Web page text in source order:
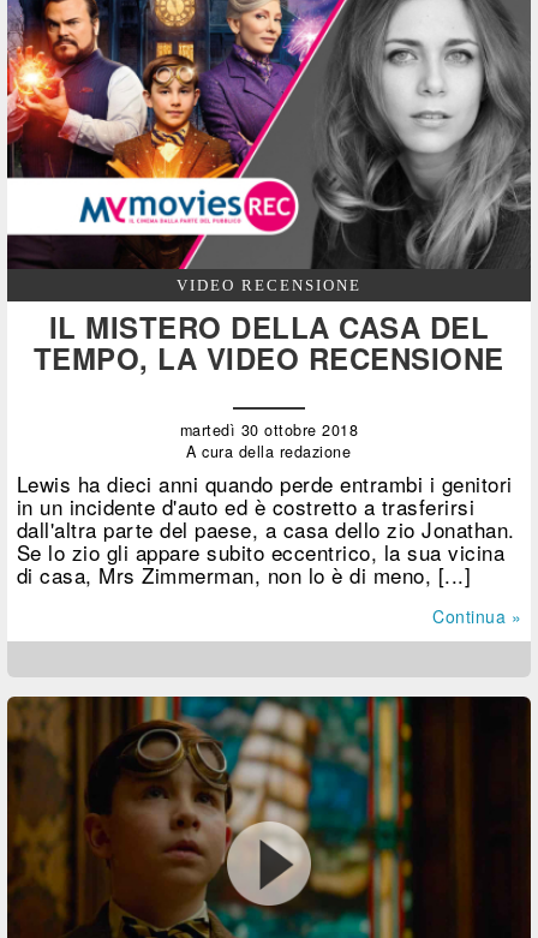
VIDEO RECENSIONE
IL MISTERO DELLA CASA DEL
TEMPO, LA VIDEO RECENSIONE
martedì 30 ottobre 2018
A cura della redazione
Lewis ha dieci anni quando perde entrambi i genitori
in un incidente d'auto ed è costretto a trasferirsi
dall'altra parte del paese, a casa dello zio Jonathan.
Se lo zio gli appare subito eccentrico, la sua vicina
di casa, Mrs Zimmerman, non lo è di meno, [...]
Continua »